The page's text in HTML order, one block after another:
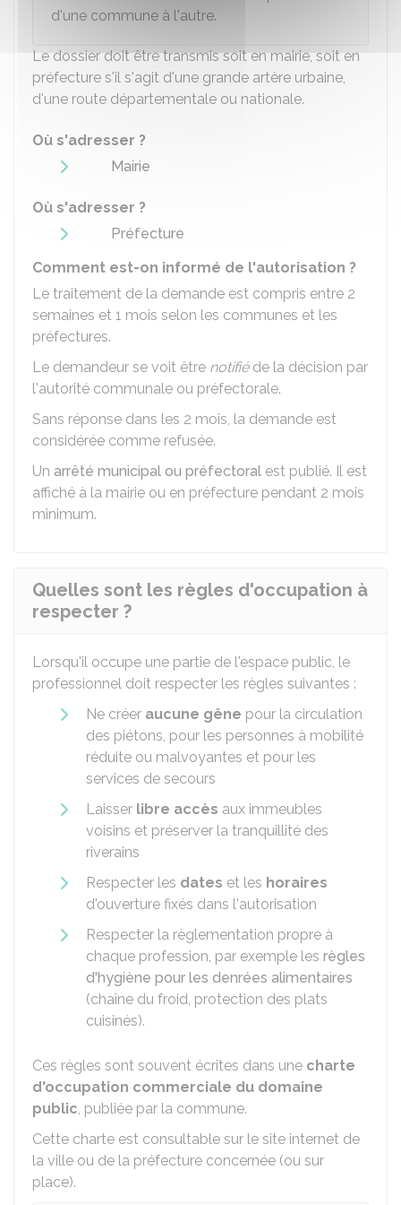
d'une commune à l'autre.
Le dossier doit être transmis soit en mairie, soit en
préfecture s'il s'agit d'une grande artère urbaine,
d'une route départementale ou nationale.
Où s'adresser ?
Mairie
Où s'adresser ?
Préfecture
Comment est-on informé de l'autorisation ?
Le traitement de la demande est compris entre 2
semaines et 1 mois selon les communes et les
préfectures.
Le demandeur se voit être notifiéde la décision par
l'autorité communale ou préfectorale.
Sans réponse dans les 2 mois, la demande est
considérée comme refusée.
Un arrêté municipal ou préfectoral est publié. Il est
affiché à la mairie ou en préfecture pendant 2 mois
minimum.
Quelles sont les règles d'occupation à
respecter ?
Lorsqu'il occupe une partie de l'espace public, le
professionnel doit respecter les règles suivantes :
Ne créer aucune gêne pour la circulation
des piétons, pour les personnes à mobilité
réduite ou malvoyantes et pour les
services de secours
Laisser libre accès aux immeubles
voisins et préserver la tranquillité des
riverains
Respecter les dates et les horaires
d'ouverture fixés dans l'autorisation
Respecter la règlementation propre à
chaque profession, par exemple les règles
d'hygiène pour les denrées alimentaires
(chaîne du froid, protection des plats
cuisinés).
Ces règles sont souvent écrites dans une charte
d'occupation commerciale du domaine
public, publiée par la commune.
Cette charte est consultable sur le site internet de
la ville ou de la préfecture concernée (ou sur
place).